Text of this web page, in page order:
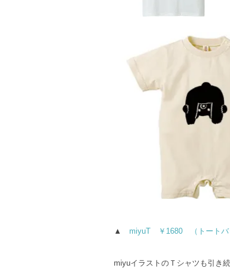
▲ miyuT ￥1680 （トートバ
miyuイラストのＴシャツも引き